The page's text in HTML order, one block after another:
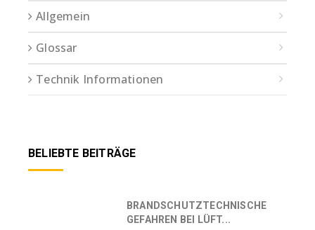
Allgemein
Glossar
Technik Informationen
BELIEBTE BEITRÄGE
BRANDSCHUTZTECHNISCHE
GEFAHREN BEI LÜFT...